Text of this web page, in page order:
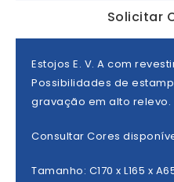
Solicitar
Estojos E. V. A com
Possibilidades de
gravação em alto relevo.
Consultar Cores
Tamanho: C170 x L165 x